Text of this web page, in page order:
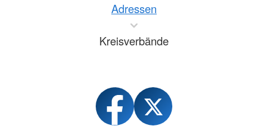
Adressen
Kreisverbände